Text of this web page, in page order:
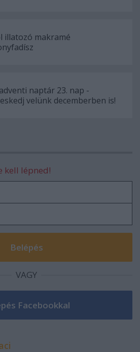
illatozó makramé
naptár 23. nap -
velünk decemberben is!
kell lépned!
VAGY